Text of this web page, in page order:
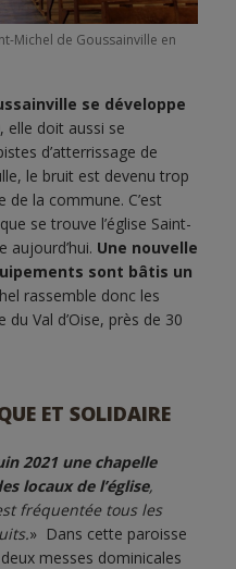
Michel de Goussainville en
se développe
, elle doit aussi se
d’atterrissage de
le bruit est devenu trop
la commune. C’est
se trouve l’église Saint-
aujourd’hui. Une nouvelle
sont bâtis un
rassemble donc les
Val d’Oise, près de 30
ET SOLIDAIRE
2021 une chapelle
locaux de l’église,
fréquentée tous les
» Dans cette paroisse
messes dominicales